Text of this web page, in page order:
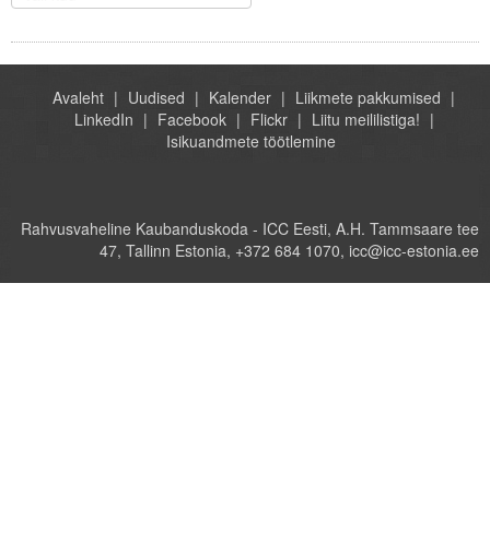
Avaleht Uudised Kalender
Liikmete pakkumised
LinkedIn
Facebook Flickr
Liitu meililistiga!
Isikuandmete töötlemine
Rahvusvaheline Kaubanduskoda - ICC Eesti, A.H. Tammsaare tee
47, Tallinn Estonia, +372 684 1070, icc@icc-estonia.ee